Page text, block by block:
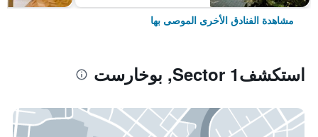
مشاهدة الفنادق الأخرى الموصى بها
استكشفSector 1, بوخارست